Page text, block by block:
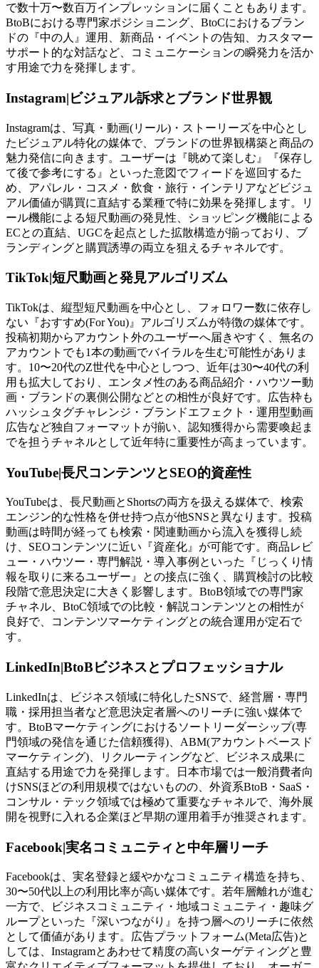
で数十万〜数百万インプレッションに届くこともあります。
BtoBにおける専門家ポジショニング、BtoCにおけるブラン
ドの『中の人』運用、新商品・イベントの告知、カスタマー
サポート的な対話など、コミュニケーションの瞬発力を活か
す用途で力を発揮します。
Instagram|ビジュアル訴求とブランド世界観
Instagramは、写真・動画(リール)・ストーリーズを中心とし
たビジュアル特化の媒体で、ブランドの世界観構築と商品の
魅力発信に向きます。ユーザーは『眺めて楽しむ』『保存し
て後で参考にする』といった意図でフィードを巡回するた
め、アパレル・コスメ・飲食・旅行・インテリアなどビジュ
アル価値が購買に直結する業種で特に効果を発揮します。リ
ール機能による短尺動画の発見性、ショッピング機能による
ECとの直結、UGCを起点とした拡散構造が揃っており、ブ
ランディングと購買誘導の両立を狙えるチャネルです。
TikTok|短尺動画と発見アルゴリズム
TikTokは、縦型短尺動画を中心とし、フォロワー数に依存し
ない『おすすめ(For You)』アルゴリズムが特徴の媒体です。
投稿初期からアカウント外のユーザーへ届きやすく、無名の
アカウントでも1本の動画でバイラルを生む可能性がありま
す。10〜20代のZ世代を中心としつつ、近年は30〜40代の利
用も拡大しており、エンタメ性のある商品紹介・ハウツー動
画・ブランドの裏側公開などとの相性が良好です。広告枠も
ハッシュタグチャレンジ・ブランドエフェクト・運用型動画
広告など独自フォーマットが揃い、認知獲得から需要喚起ま
でを担うチャネルとして近年特に重要性が高まっています。
YouTube|長尺コンテンツとSEO的資産性
YouTubeは、長尺動画とShortsの両方を扱える媒体で、検索
エンジン的な性格を併せ持つ点が他SNSと異なります。投稿
動画は時間が経っても検索・関連動画から流入を獲得し続
け、SEOコンテンツに近い『資産化』が可能です。商品レビ
ュー・ハウツー・専門解説・導入事例といった『じっくり情
報を取りに来るユーザー』との接点に強く、購買検討の比較
段階で意思決定に大きく影響します。BtoB領域での専門家
チャネル、BtoC領域での比較・解説コンテンツとの相性が
良好で、コンテンツマーケティングとの統合運用が定石で
す。
LinkedIn|BtoBビジネスとプロフェッショナル
LinkedInは、ビジネス領域に特化したSNSで、経営層・専門
職・採用担当者など意思決定者層へのリーチに強い媒体で
す。BtoBマーケティングにおけるソートリーダーシップ(専
門領域の発信を通じた信頼獲得)、ABM(アカウントベースド
マーケティング)、リクルーティングなど、ビジネス成果に
直結する用途で力を発揮します。日本市場では一般消費者向
けSNSほどの利用規模ではないものの、外資系BtoB・SaaS・
コンサル・テック領域では極めて重要なチャネルで、海外展
開を視野に入れる企業ほど早期の運用着手が推奨されます。
Facebook|実名コミュニティと中年層リーチ
Facebookは、実名登録と緩やかなコミュニティ構造を持ち、
30〜50代以上の利用比率が高い媒体です。若年層離れが進む
一方で、ビジネスコミュニティ・地域コミュニティ・趣味グ
ループといった『深いつながり』を持つ層へのリーチに依然
として価値があります。広告プラットフォーム(Meta広告)と
しては、Instagramとあわせて精度の高いターゲティングと豊